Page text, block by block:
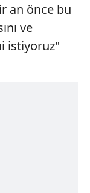
bilgi
daha işlevsel
yönelik
amaçlarıyla
an önce bu
ve
istiyoruz"